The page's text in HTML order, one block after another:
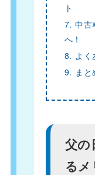
ト
7. 中古
へ！
8. よく
9. まと
父の
るメ